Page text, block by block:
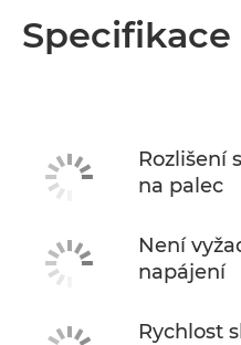
Specifikace
Rozlišení
na palec
Není
napájení
Rychlost